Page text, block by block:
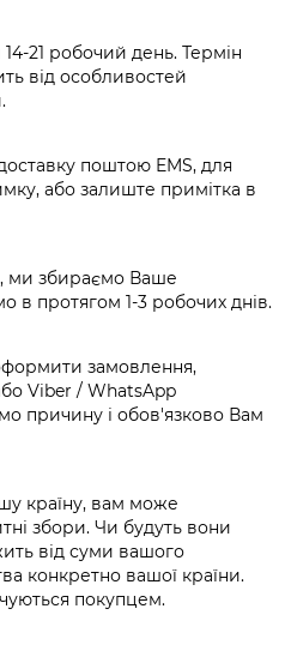
21 робочий день. Термін
від особливостей
поштою EMS, для
або залиште примітка в
ми збираємо Ваше
в протягом 1-3 робочих днів.
замовлення,
Viber / WhatsApp
причину і обов'язково Вам
країну, вам може
збори. Чи будуть вони
від суми вашого
конкретно вашої країни.
покупцем.